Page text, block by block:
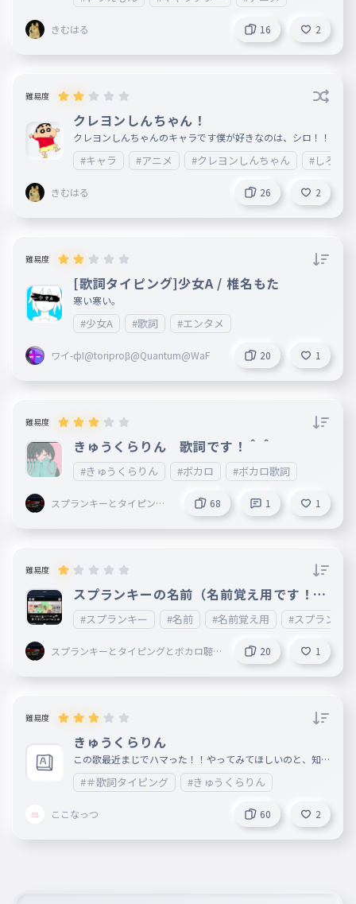
きむはる 16 2
難易度
クレヨンしんちゃん！
クレヨンしんちゃんのキャラです僕が好きなのは、シロ！！
#キャラ #アニメ #クレヨンしんちゃん #しろ
きむはる 26 2
難易度
[歌詞タイピング]少女A / 椎名もた
寒い寒い。
#少女A #歌詞 #エンタメ
ワイ-фI@toriproβ@Quantum@WaF 20 1
難易度
きゅうくらりん 歌詞です！＾＾
#きゅうくらりん #ボカロ #ボカロ歌詞
スプランキーとタイピング
68 1 1
難易度
スプランキーの名前（名前覚え用です！！
）
#スプランキー #名前 #名前覚え用 #スプランキ
スプランキーとタイピングとボカロ聴
20 1
難易度
きゅうくらりん
この歌最近まじでハマった！！やってみてほしいのと、知ら
ん人は聞いてみてね〜！！いい歌だよ！！ URL載せとくね
！！https://www.youtube.com/watch?v=2b1IexhKPz4&lis
t=RD2b1IexhKPz4&start_radio=1
#＃歌詞タイピング #きゅうくらりん
ここなっつ 60 2